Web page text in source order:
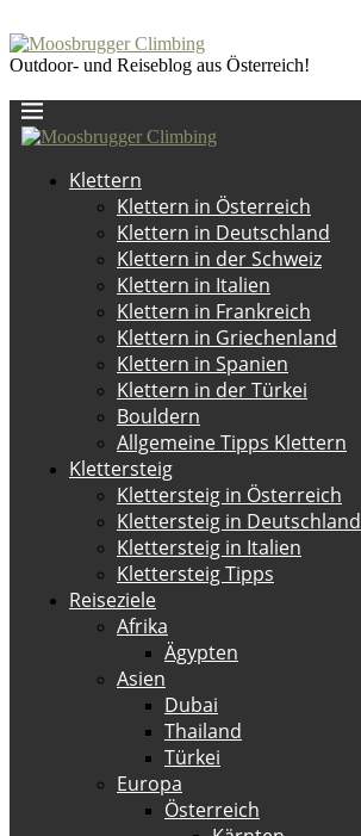
Outdoor- und Reiseblog aus Österreich!
Klettern
Klettern in Österreich
Klettern in Deutschland
Klettern in der Schweiz
Klettern in Italien
Klettern in Frankreich
Klettern in Griechenland
Klettern in Spanien
Klettern in der Türkei
Bouldern
Allgemeine Tipps Klettern
Klettersteig
Klettersteig in Österreich
Klettersteig in Deutschland
Klettersteig in Italien
Klettersteig Tipps
Reiseziele
Afrika
Ägypten
Asien
Dubai
Thailand
Türkei
Europa
Österreich